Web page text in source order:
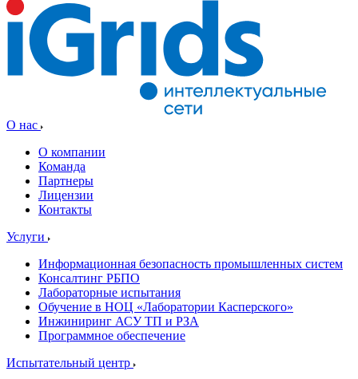
О нас
О компании
Команда
Партнеры
Лицензии
Контакты
Услуги
Информационная безопасность промышленных систем
Консалтинг РБПО
Лабораторные испытания
Обучение в НОЦ «Лаборатории Касперского»
Инжиниринг АСУ ТП и РЗА
Программное обеспечение
Испытательный центр